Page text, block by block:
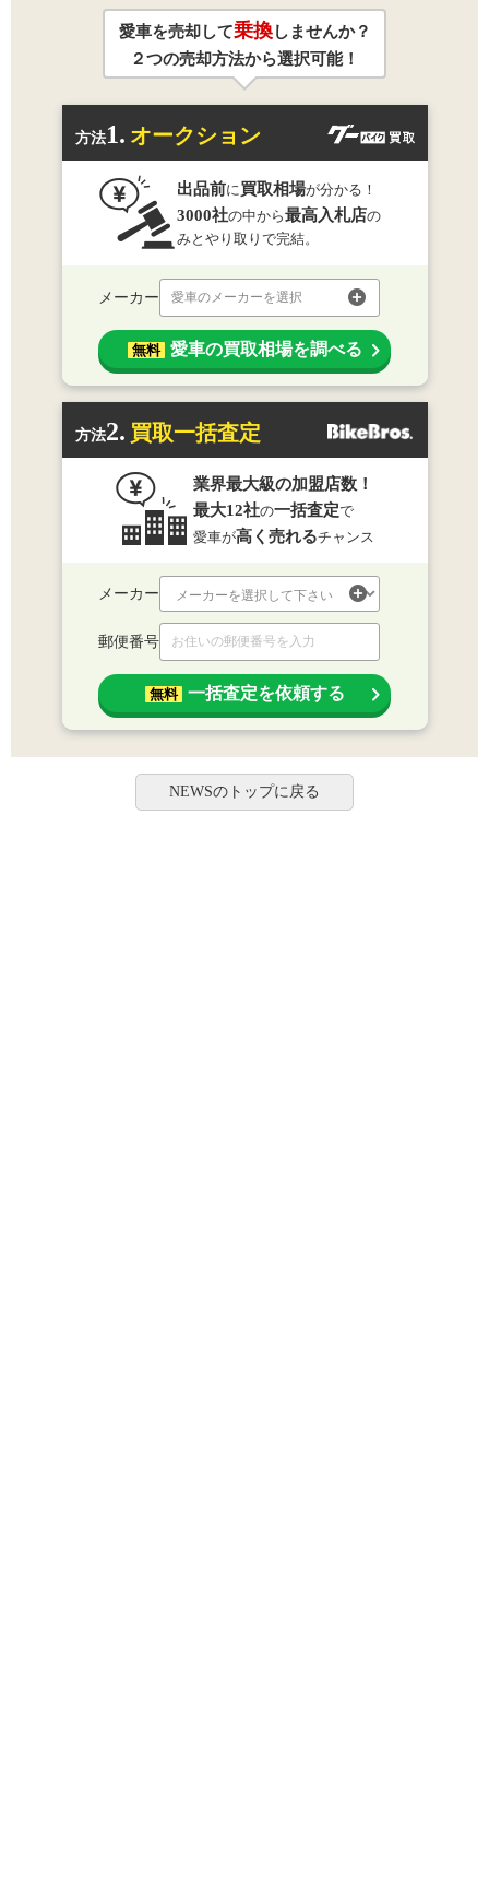
愛車を売却して乗換しませんか？
２つの売却方法から選択可能！
方法1. オークション
出品前に買取相場が分かる！
3000社の中から最高入札店の
みとやり取りで完結。
メーカー 愛車のメーカーを選択
無料 愛車の買取相場を調べる
方法2. 買取一括査定
業界最大級の加盟店数！
最大12社の一括査定で
愛車が高く売れるチャンス
メーカー
郵便番号
無料 一括査定を依頼する
NEWSのトップに戻る